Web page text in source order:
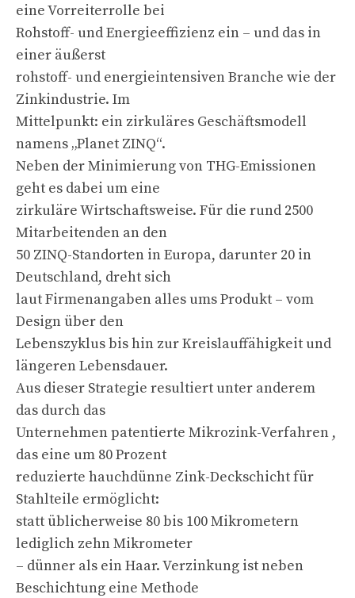
eine Vorreiterrolle bei
Rohstoff- und Energieeffizienz ein – und das in
einer äußerst
rohstoff- und energieintensiven Branche wie der
Zinkindustrie. Im
Mittelpunkt: ein zirkuläres Geschäftsmodell
namens „Planet ZINQ“.
Neben der Minimierung von THG-Emissionen
geht es dabei um eine
zirkuläre Wirtschaftsweise. Für die rund 2500
Mitarbeitenden an den
50 ZINQ-Standorten in Europa, darunter 20 in
Deutschland, dreht sich
laut Firmenangaben alles ums Produkt – vom
Design über den
Lebenszyklus bis hin zur Kreislauffähigkeit und
längeren Lebensdauer.
Aus dieser Strategie resultiert unter anderem
das durch das
Unternehmen patentierte Mikrozink-Verfahren ,
das eine um 80 Prozent
reduzierte hauchdünne Zink-Deckschicht für
Stahlteile ermöglicht:
statt üblicherweise 80 bis 100 Mikrometern
lediglich zehn Mikrometer
– dünner als ein Haar. Verzinkung ist neben
Beschichtung eine Methode